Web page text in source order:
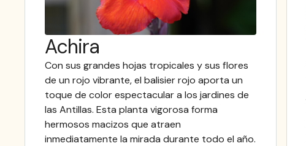
Achira
Con sus grandes hojas tropicales y sus flores
de un rojo vibrante, el balisier rojo aporta un
toque de color espectacular a los jardines de
las Antillas. Esta planta vigorosa forma
hermosos macizos que atraen
inmediatamente la mirada durante todo el año.